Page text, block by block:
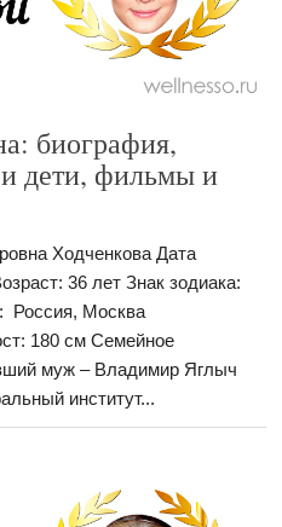
биография,
дети, фильмы и
Ходченкова Дата
36 лет Знак зодиака:
Россия, Москва
180 см Семейное
муж – Владимир Яглыч
институт...